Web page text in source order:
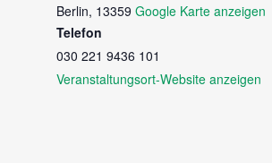
Berlin, 13359 Google Karte anzeigen
Telefon
030 221 9436 101
Veranstaltungsort-Website anzeigen